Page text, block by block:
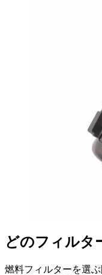
どのフィルタ
燃料フィルターを選